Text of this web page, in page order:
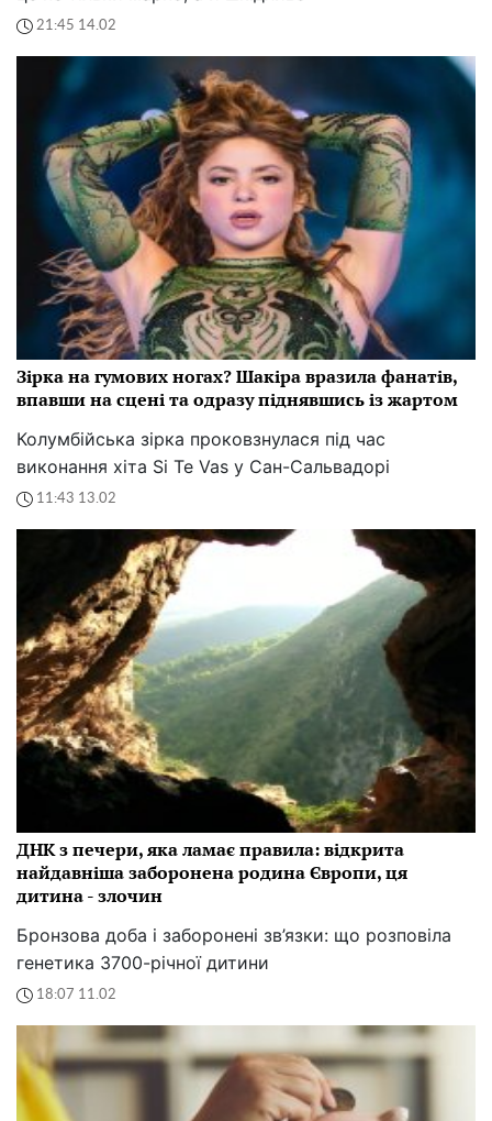
21:45 14.02
Зірка на гумових ногах? Шакіра вразила фанатів,
впавши на сцені та одразу піднявшись із жартом
Колумбійська зірка проковзнулася під час
виконання хіта Si Te Vas у Сан-Сальвадорі
11:43 13.02
ДНК з печери, яка ламає правила: відкрита
найдавніша заборонена родина Європи, ця
дитина - злочин
Бронзова доба і заборонені зв’язки: що розповіла
генетика 3700-річної дитини
18:07 11.02